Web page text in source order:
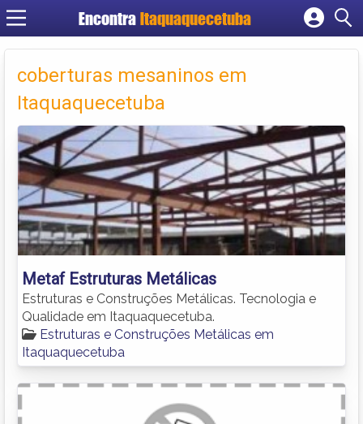
Encontra Itaquaquecetuba
Cadastrar empresa
Criar conta
coberturas mesaninos em
Itaquaquecetuba
Metaf Estruturas Metálicas
Estruturas e Construções Metálicas. Tecnologia e
Qualidade em Itaquaquecetuba.
Estruturas e Construções Metálicas em
Itaquaquecetuba